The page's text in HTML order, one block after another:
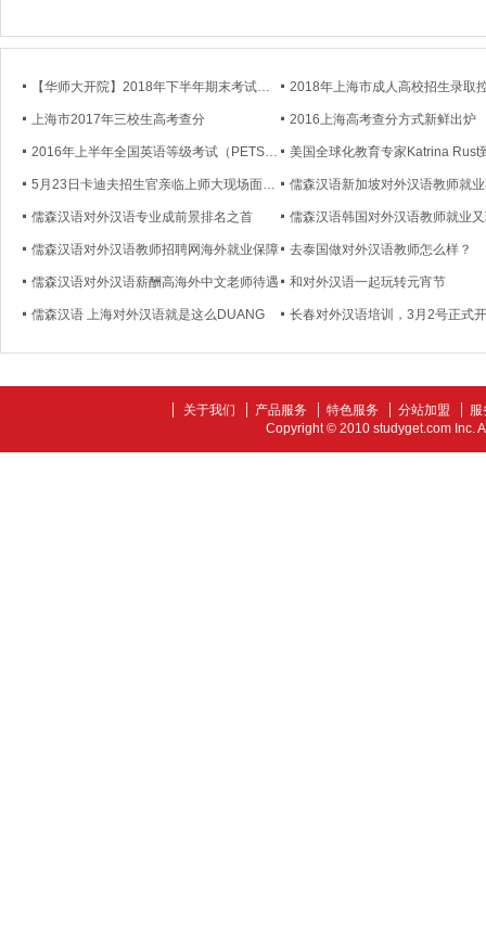
【华师大开院】2018年下半年期末考试通知
上海市2017年三校生高考查分 2016上海高考查分方式新鲜出炉
2016年上半年全国英语等级考试（PETS）成绩将在5月6日公布
5月23日卡迪夫招生官亲临上师大现场面试！
儒森汉语对外汉语专业成前景排名之首 儒森汉语韩国对外汉语教师就业
儒森汉语对外汉语教师招聘网海外就业保障 去泰国做对外汉语教师怎么样？
儒森汉语对外汉语薪酬高海外中文老师待遇 和对外汉语一起玩转元宵节
儒森汉语 上海对外汉语就是这么DUANG 长春对外汉语培训，3月2号正式
关于我们 产品服务 特色服务 分站加盟
服
Copyright © 2010 studyget.com Inc.